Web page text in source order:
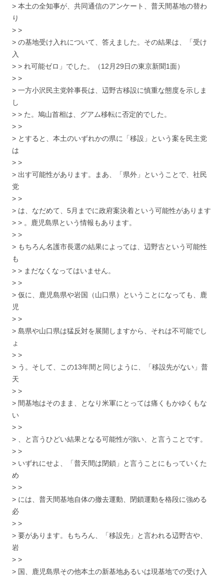
> 本土の全知事が、共同通信のアンケート、普天間基地の替わ
り
> >
> の基地受け入れについて、答えました。その結果は、「受け
入
> > れ可能ゼロ」でした。（12月29日の東京新聞1面）
> >
> 一方小沢民主党幹事長は、辺野古移設に慎重な態度を示しま
し
> > た。鳩山首相は、グアム移転に否定的でした。
> >
> とすると、本土のいずれかの県に「移設」という案を民主党
は
> >
> 出す可能性があります。まあ、「県外」ということで、社民
党
> >
> は、なだめて、5月までに政府案決着という可能性があります
> > 。鹿児島県という情報もあります。
> >
> もちろん名護市長選の結果によっては、辺野古という可能性
も
> > まだなくなってはいません。
> >
> 仮に、鹿児島県や岩国（山口県）ということになっても、鹿
児
> >
> 島県や山口県は猛反対を展開しますから、それは不可能でし
ょ
> >
> う。そして、この13年間と同じように、「移設先がない」普
天
> >
> 間基地はそのまま、となり米軍にとっては痛くもかゆくもな
い
> >
> 、と言うひどい結果となる可能性が強い、と言うことです。
> >
> いずれにせよ、「普天間は閉鎖」と言うことにもっていくた
め
> >
> には、普天間基地自体の撤去運動、閉鎖運動を格段に強める
必
> >
> 要があります。もちろん、「移設先」と言われる辺野古や、
岩
> >
> 国、鹿児島県その他本土の新基地あるいは現基地での受け入